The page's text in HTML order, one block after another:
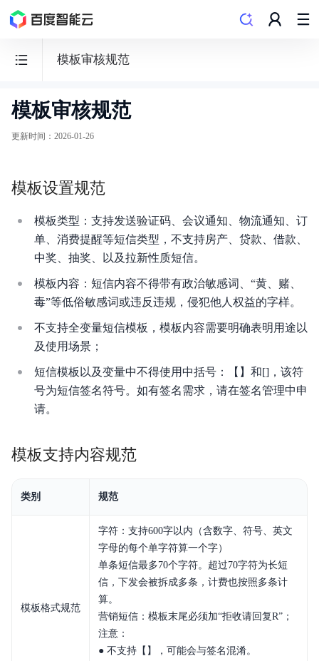
模板审核规范
短
信
SMS
产品描述
产品定价
入门指南
操作指南
API参考
Java SDK文档
模板审核规范
更新时间 ： 2026-01-26
模板设置规范
模板类型：支持发送验证码、会议通知、物流通知、订
单、消费提醒等短信类型，不支持房产、贷款、借款、
中奖、抽奖、以及拉新性质短信。
模板内容：短信内容不得带有政治敏感词、“黄、赌、
毒”等低俗敏感词或违反违规，侵犯他人权益的字样。
不支持全变量短信模板，模板内容需要明确表明用途以
及使用场景；
短信模板以及变量中不得使用中括号：【】和[]，该符
号为短信签名符号。如有签名需求，请在签名管理中申
请。
模板支持内容规范
类别 规范
模板格式规范
字符：支持600字以内（含数字、符号、英文
字母的每个单字符算一个字）
单条短信最多70个字符。超过70字符为长短
信，下发会被拆成多条，计费也按照多条计
算。
营销短信：模板末尾必须加“拒收请回复R”；
注意：
● 不支持【】，可能会与签名混淆。